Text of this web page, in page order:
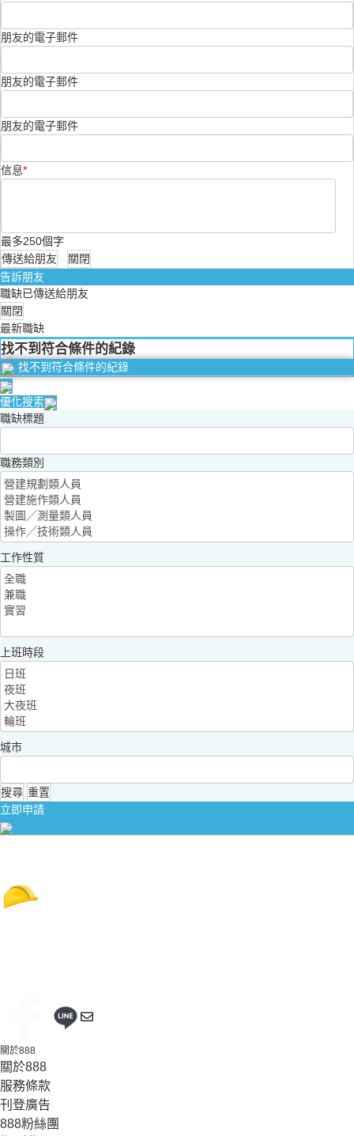
朋友的電子郵件
朋友的電子郵件
朋友的電子郵件
信息*
最多250個字
告訴朋友
職缺已傳送給朋友
最新職缺
找不到符合條件的紀錄
找不到符合條件的紀錄
優化搜索
職缺標題
職務類別
工作性質
上班時段
城市
搜尋 重置
立即申請
關於888
關於888
服務條款
刊登廣告
888粉絲團